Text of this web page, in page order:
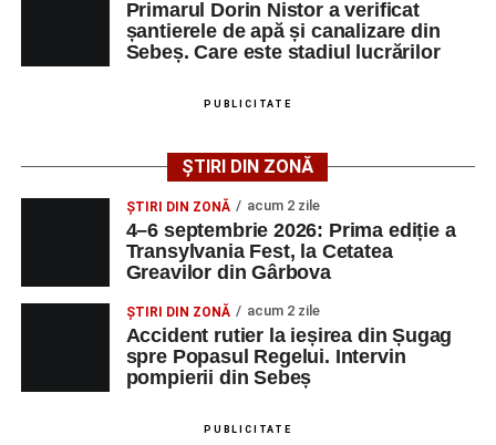
septembrie 2026, laCetatea Greavilor din Gârbova
Intrarea este liberă pe întreaga durată a evenimentului.
Ultimele știri din Sebeș
Femeie de 66 de ani, transportată în stare gravă la
spital după ce a fost lovită de o motocicletă pe
strada Dorobanți din Sebeș
Accident pe strada Dorobanți din Sebeș: fermeie
de 66 de ani rănită grav, după ce a fost lovită de o
motocicletă
4–6 septembrie 2026: Prima ediție a Transylvania
Primarul Dorin Nistor a verificat
șantierele de apă și canalizare din
Sebeș. Care este stadiul lucrărilor
PUBLICITATE
ȘTIRI DIN ZONĂ
ȘTIRI DIN ZONĂ acum 2 zile
4–6 septembrie 2026: Prima ediție a
Transylvania Fest, la Cetatea
Greavilor din Gârbova
ȘTIRI DIN ZONĂ acum 2 zile
Accident rutier la ieșirea din Șugag
spre Popasul Regelui. Intervin
pompierii din Sebeș
PUBLICITATE